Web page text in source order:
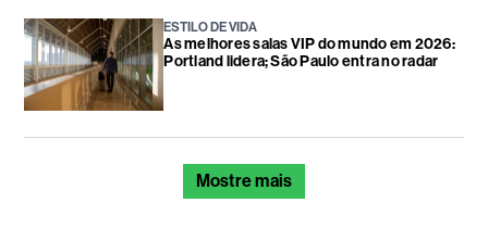
ESTILO DE VIDA
As melhores salas VIP do mundo em 2026:
Portland lidera; São Paulo entra no radar
Mostre mais